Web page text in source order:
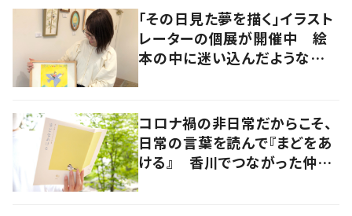
「その日見た夢を描く」イラスト
レーターの個展が開催中 絵
本の中に迷い込んだような想
コロナ禍の非日常だからこそ、
日常の言葉を読んで『まどをあ
ける』 香川でつながった仲間